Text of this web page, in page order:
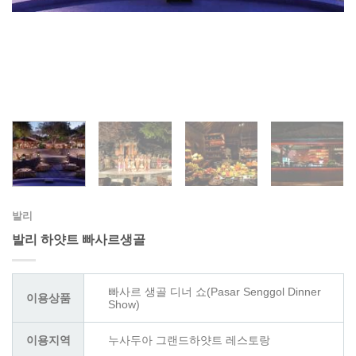
발리
발리 하얏트 빠사르생골
이용상품
빠사르 생골 디너 쇼(Pasar Senggol Dinner
Show)
이용지역 누사두아 그랜드하얏트 레스토랑